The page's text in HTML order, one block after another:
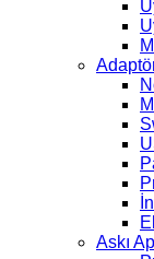
Askı